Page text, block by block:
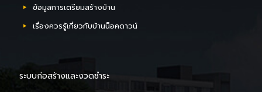
ข้อมูลการเตรียมสร้างบ้าน
เรื่องควรรู้เกี่ยวกับบ้านน็อคดาวน์
ระบบก่อสร้างและงวดชำระ